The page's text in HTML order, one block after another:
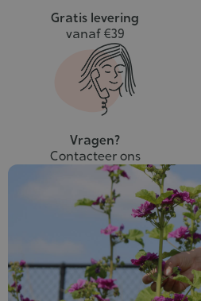
Gratis levering
vanaf €39
Vragen?
Contacteer ons